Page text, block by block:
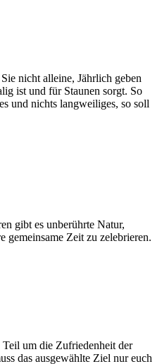
nicht alleine, Jährlich geben
ist und für Staunen sorgt. So
und nichts langweiliges, so soll
gibt es unberührte Natur,
gemeinsame Zeit zu zelebrieren.
um die Zufriedenheit der
das ausgewählte Ziel nur euch